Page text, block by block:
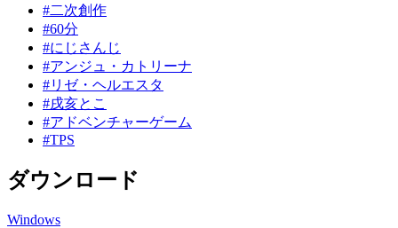
#二次創作
#60分
#にじさんじ
#アンジュ・カトリーナ
#リゼ・ヘルエスタ
#戌亥とこ
#アドベンチャーゲーム
#TPS
ダウンロード
Windows